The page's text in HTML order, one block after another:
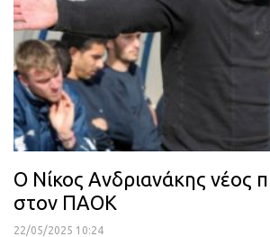
Ο Νίκος Ανδριανάκης νέος
στον ΠΑΟΚ
22/05/2025 10:24